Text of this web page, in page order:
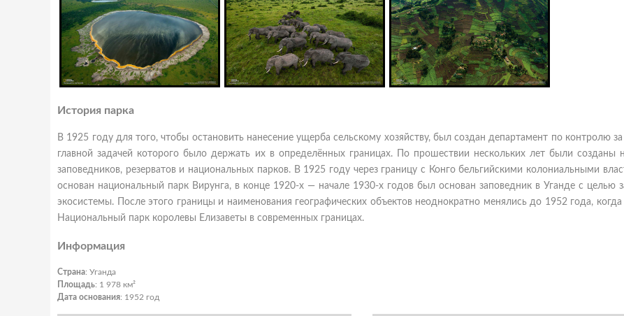
История парка
В 1925 году для того, чтобы остановить нанесение ущерба сельскому хозяйству, был создан департамент по контролю
главной задачей которого было держать их в определённых границах. По прошествии нескольких лет были созданы
заповедников, резерватов и национальных парков. В 1925 году через границу с Конго бельгийскими колониальными
основан национальный парк Вирунга, в конце 1920-х — начале 1930-х годов был основан заповедник в Уганде с целью
экосистемы. После этого границы и наименования географических объектов неоднократно менялись до 1952 года, когда
Национальный парк королевы Елизаветы в современных границах.
Информация
Страна: Уганда
Площадь: 1 978 км²
Дата основания: 1952 год